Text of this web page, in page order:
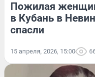
Пожилая
в Кубань в
спасли
15 апреля, 2026, 15:00